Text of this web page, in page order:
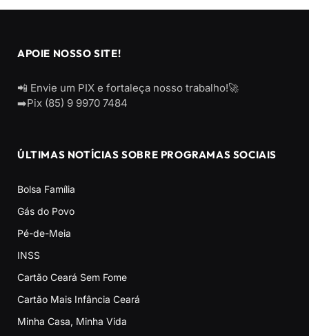
APOIE NOSSO SITE!
📲 Envie um PIX e fortaleça nosso trabalho!🚀
➡️Pix (85) 9 9970 7484
ÚLTIMAS NOTÍCIAS SOBRE PROGRAMAS SOCIAIS
Bolsa Família
Gás do Povo
Pé-de-Meia
INSS
Cartão Ceará Sem Fome
Cartão Mais Infância Ceará
Minha Casa, Minha Vida